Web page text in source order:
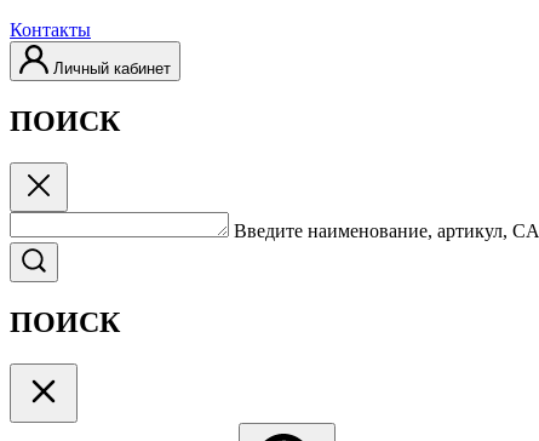
Контакты
Личный кабинет
ПОИСК
Введите наименование, артикул,
ПОИСК